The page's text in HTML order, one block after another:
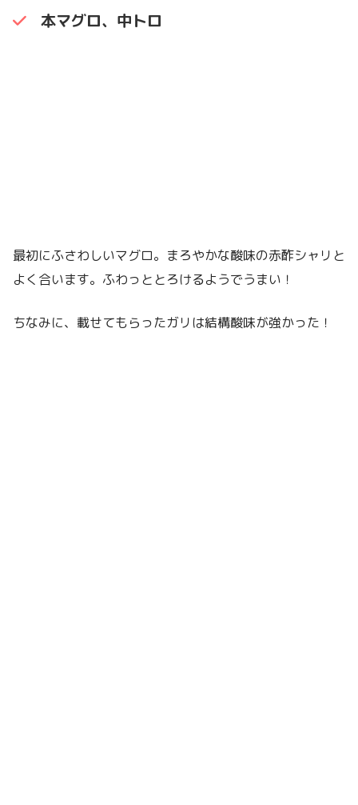
本マグロ、中トロ
最初にふさわしいマグロ。まろやかな酸味の赤酢シャリと
よく合います。ふわっととろけるようでうまい！
ちなみに、載せてもらったガリは結構酸味が強かった！